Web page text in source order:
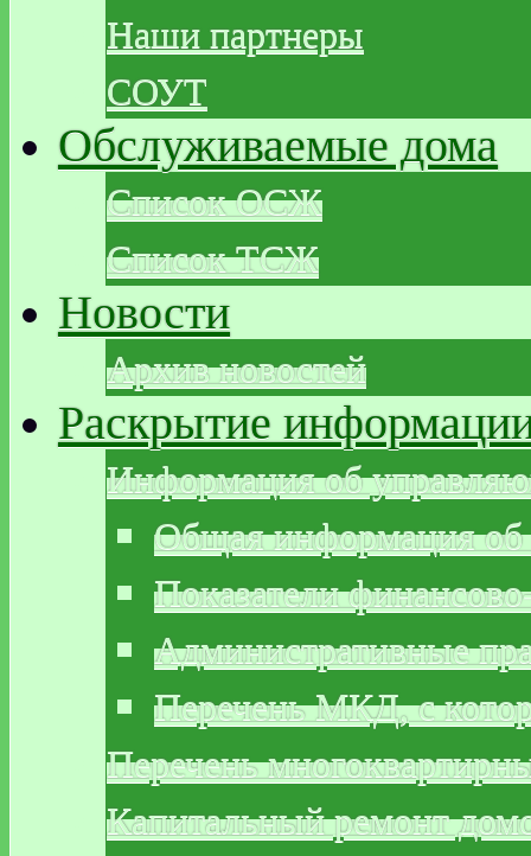
Наши партнеры
СОУТ
Обслуживаемые дома
Список ОСЖ
Список ТСЖ
Новости
Архив новостей
Раскрытие
Информация об
Общая информация
Показатели
Административные
Перечень МКД, с
Перечень
Капитальный ремонт